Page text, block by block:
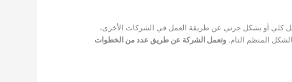
أو بشكل جزئي عن طريقة العمل في الشركات الأخرى،
المنظم التام.وتعمل الشركة عن طريق عدد من الخطوات